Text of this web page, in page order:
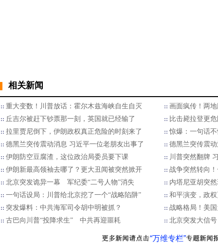
相关新闻
重大变数！川普放话：霍尔木兹海峡自生自灭
画面疯传！两
丘吉尔被赶下钞票那一刻，英国就已经输了
比击毙拉登更
拉里贾尼倒下，伊朗政权真正危险的时刻来了
惊爆：一句话
德黑兰突传震动消息 习近平一位老朋友出事了
德黑兰突传震
伊朗防空豆腐渣，这位政治局委员要下课
川普突然翻牌
伊朗新最高领袖去哪了？更大丑闻被突然掀开
战争突然转向
北京突发诡异一幕 军纪委“二号人物”消失
内塔尼亚胡突
一句话设局：川普给北京挖了一个“战略陷阱”
和平演变，政
突发爆料：中共海军司令胡中明被抓？
战略格局！美
古巴向川普“投降求生” 中共再迎噩耗
北京突发大信
“万维专栏”